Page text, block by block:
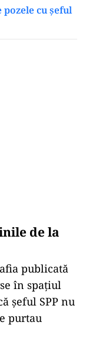
cu șeful
de la
publicată
în spațiul
șeful SPP nu
purtau